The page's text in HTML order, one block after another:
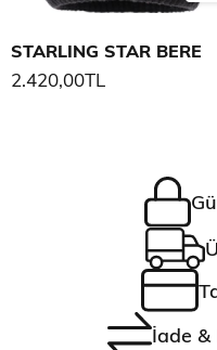
STARLING STAR BERE
2.420,00TL
İade